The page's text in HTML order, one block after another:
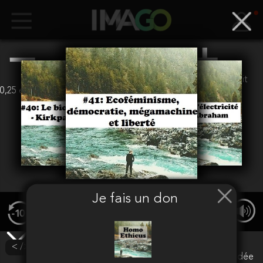
< /> Intégrer
Je fais un don
euros
(Soit
0,25 euros + 1,5%)
Valider
Votre adresse mail n'est pas encore validée